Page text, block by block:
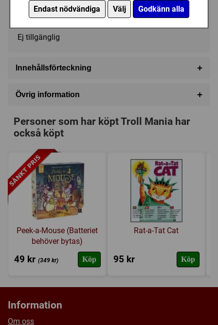
Endast nödvändiga Välj Godkänn alla
219 kr Utgått
Ej tillgänglig
Innehållsförteckning +
2 Ramper
4 Olikfärgade getter
1 Hacka
1 Vit tärning
1 Grön tärning
1 Mall i papp
Ett ark klistermärken
Regler och instruktioner
Övrig information +
Kategori: Fingerfärdighet,Mönster (Se / Göra)
Tillverkare:
Länkar:
Tillverkarens hemsida
Försälj. rank:126/18137
Personer som har köpt Troll Mania har
också köpt
Peek-a-Mouse (Batteriet
behöver bytas)
49 kr (349 kr) Köp
Rat-a-Tat Cat
95 kr Köp
Information
Om oss